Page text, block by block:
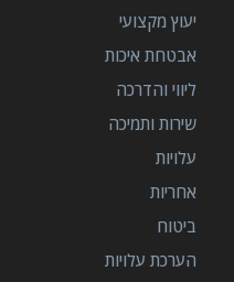
יעוץ מקצועי
אבטחת איכות
ליווי והדרכה
שירות ותמיכה
עלויות
אחריות
ביטוח
הערכת עלויות